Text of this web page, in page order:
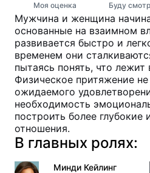
Моя оценка Буду
Мужчина и женщина
основанные на взаимном
развивается быстро и
временем они
пытаясь понять, что лежит
Физическое притяжение
ожидаемого
необходимость
построить более глубокие
отношения.
В главных ролях:
Минди Кейлинг